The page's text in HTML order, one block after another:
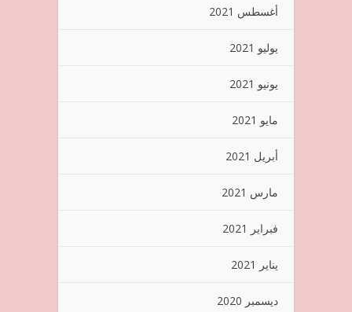
أغسطس 2021
يوليو 2021
يونيو 2021
مايو 2021
أبريل 2021
مارس 2021
فبراير 2021
يناير 2021
ديسمبر 2020